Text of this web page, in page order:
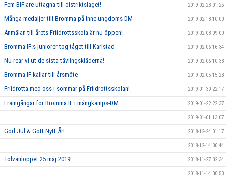
Fem BIF:are uttagna till distriktslaget! 2019-02-23 01:25
Många medaljer till Bromma på Inne ungdoms-DM 2019-02-18 10:00
Anmälan till årets Friidrottsskola är nu öppen! 2019-02-08 09:00
Bromma IF:s juniorer tog tåget till Karlstad 2019-02-06 16:34
Nu rear vi ut de sista tävlingskläderna! 2019-02-06 10:33
Bromma IF kallar till årsmöte 2019-02-05 15:28
Friidrotta med oss i sommar på Friidrottsskolan! 2019-01-30 22:17
Framgångar för Bromma IF i mångkamps-DM 2019-01-22 22:37
2019-01-01 13:07
God Jul & Gott Nytt År! 2018-12-24 01:17
2018-12-14 00:44
Tolvanloppet 25 maj 2019! 2018-11-27 02:34
2018-11-14 00:50